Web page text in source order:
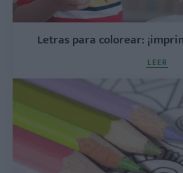
Letras para colorear:
LEER